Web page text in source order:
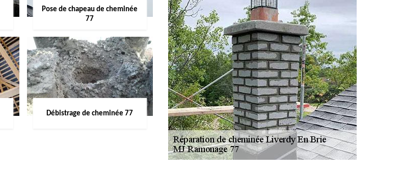
Pose de chapeau de cheminée
77
Débistrage de cheminée 77